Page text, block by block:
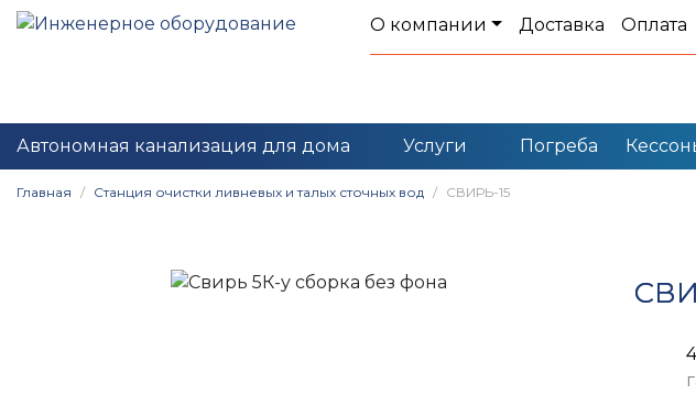
О компании Доставка Оплата
Автономная канализация для дома Услуги Погреба
Главная Станция очистки ливневых и талых сточных вод СВИРЬ-15